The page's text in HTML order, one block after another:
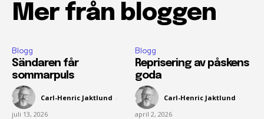
Följ Sändarens nyhetsbrev och
bli uppdaterad på det senaste
Mer från bloggen
Blogg
Sändaren får
sommarpuls
Carl-Henric Jaktlund -
juli 13, 2026
Blogg
Reprisering av påskens
goda
Carl-Henric Jaktlund -
april 2, 2026